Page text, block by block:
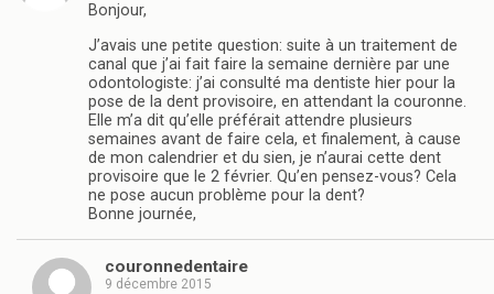
Bonjour,
J’avais une petite question: suite à un traitement de
canal que j’ai fait faire la semaine dernière par une
odontologiste: j’ai consulté ma dentiste hier pour la
pose de la dent provisoire, en attendant la couronne.
Elle m’a dit qu’elle préférait attendre plusieurs
semaines avant de faire cela, et finalement, à cause
de mon calendrier et du sien, je n’aurai cette dent
provisoire que le 2 février. Qu’en pensez-vous? Cela
ne pose aucun problème pour la dent?
Bonne journée,
couronnedentaire
9 décembre 2015